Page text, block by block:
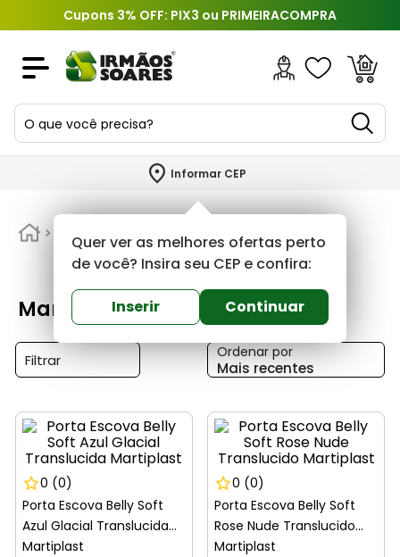
Cupons 3% OFF: PIX3 ou PRIMEIRACOMPRA
O que você precisa?
TERMOS MAIS BUSCADOS
2º
porta
revestimento
argamassa
6º
telha
8º
tinta
9
vaso sanitário
10º janela
Informar CEP
Quer ver as melhores ofertas perto
de você? Insira seu CEP e confira:
Inserir Continuar
Martiplast
Martiplast
Ordenar por
Mais recentes
Filtrar
0 (0)
Porta Escova Belly Soft
Azul Glacial Translucida
Martiplast
0 (0)
Porta Escova Belly Soft
Rose Nude Translucido
Martiplast